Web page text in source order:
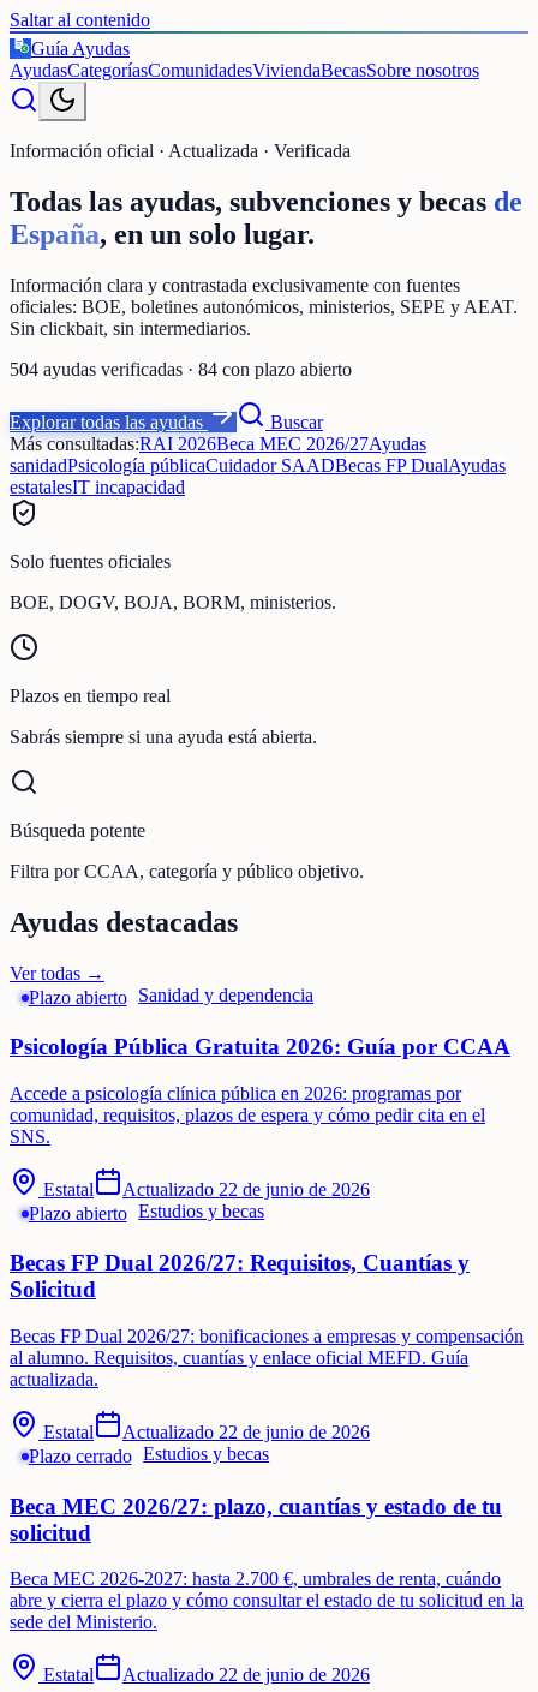
Saltar al contenido
€
Guía Ayudas
AyudasCategoríasComunidadesViviendaBecasSobre nosotros
Información oficial · Actualizada · Verificada
Todas las ayudas, subvenciones y becas de
España, en un solo lugar.
Información clara y contrastada exclusivamente con fuentes
oficiales: BOE, boletines autonómicos, ministerios, SEPE y AEAT.
Sin clickbait, sin intermediarios.
504 ayudas verificadas · 84 con plazo abierto
Explorar todas las ayudas
Buscar
Más consultadas:RAI 2026Beca MEC 2026/27Ayudas
sanidadPsicología públicaCuidador SAADBecas FP DualAyudas
estatalesIT incapacidad
Solo fuentes oficiales
BOE, DOGV, BOJA, BORM, ministerios.
Plazos en tiempo real
Sabrás siempre si una ayuda está abierta.
Búsqueda potente
Filtra por CCAA, categoría y público objetivo.
Ayudas destacadas
Ver todas →
Plazo abierto
Sanidad y dependencia
Psicología Pública Gratuita 2026: Guía por CCAA
Accede a psicología clínica pública en 2026: programas por
comunidad, requisitos, plazos de espera y cómo pedir cita en el
SNS.
Estatal Actualizado 22 de junio de 2026
Plazo abierto Estudios y becas
Becas FP Dual 2026/27: Requisitos, Cuantías y
Solicitud
Becas FP Dual 2026/27: bonificaciones a empresas y compensación
al alumno. Requisitos, cuantías y enlace oficial MEFD. Guía
actualizada.
Estatal Actualizado 22 de junio de 2026
Plazo cerrado Estudios y becas
Beca MEC 2026/27: plazo, cuantías y estado de tu
solicitud
Beca MEC 2026-2027: hasta 2.700 €, umbrales de renta, cuándo
abre y cierra el plazo y cómo consultar el estado de tu solicitud en la
sede del Ministerio.
Estatal Actualizado 22 de junio de 2026